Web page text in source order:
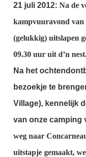
21 juli 2012: Na de
kampvuuravond van
(gelukkig) uitslapen
09.30 uur uit d’n
Na het
bezoekje te
Village), kennelijk
van onze camping
weg naar
uitstapje gemaakt,